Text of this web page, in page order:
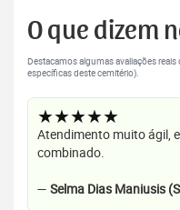
O que dizem
Destacamos algumas avaliações reais
específicas deste cemitério).
★★★★★
Atendimento muito ágil,
combinado.
— Selma Dias Maniusis